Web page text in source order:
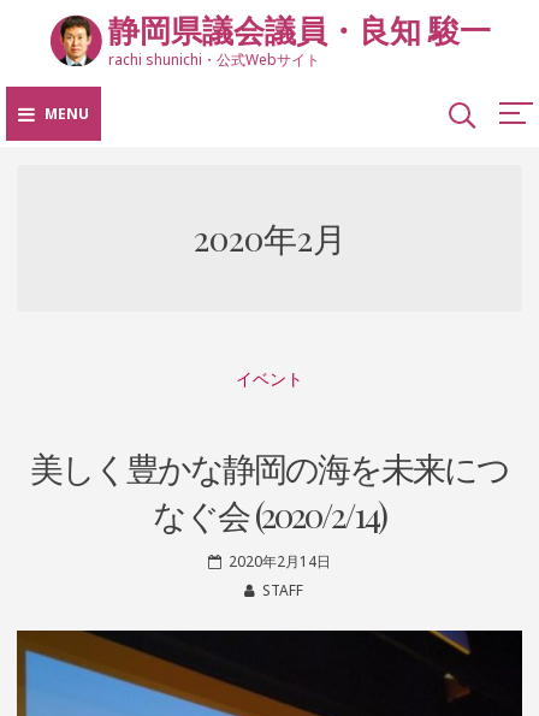
content
静岡県議会議員・良知 駿一
rachi shunichi・公式Webサイト
MENU
2020年2月
イベント
美しく豊かな静岡の海を未来につ
なぐ会 (2020/2/14)
2020年2月14日
STAFF